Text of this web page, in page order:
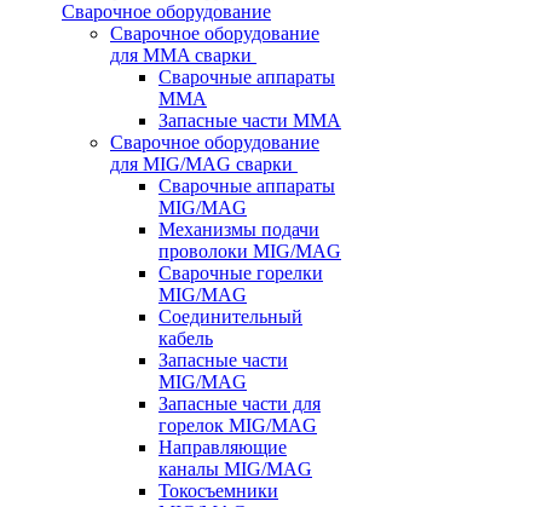
Сварочное оборудование
Сварочное оборудование
для MMA сварки
Сварочные аппараты
MMA
Запасные части MMA
Сварочное оборудование
для MIG/MAG сварки
Сварочные аппараты
MIG/MAG
Механизмы подачи
проволоки MIG/MAG
Сварочные горелки
MIG/MAG
Соединительный
кабель
Запасные части
MIG/MAG
Запасные части для
горелок MIG/MAG
Направляющие
каналы MIG/MAG
Токосъемники